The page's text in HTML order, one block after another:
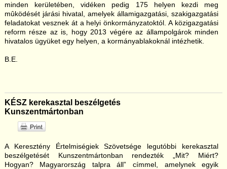
minden kerületében, vidéken pedig 175 helyen kezdi meg
mûködését járási hivatal, amelyek államigazgatási, szakigazgatási
feladatokat vesznek át a helyi önkormányzatoktól. A közigazgatási
reform része az is, hogy 2013 végére az állampolgárok minden
hivatalos ügyüket egy helyen, a kormányablakoknál intézhetik.
B.E.
KÉSZ kerekasztal beszélgetés
Kunszentmártonban
A Keresztény Értelmiségiek Szövetsége legutóbbi kerekasztal
beszélgetését Kunszentmártonban rendezték „Mit? Miért?
Hogyan? Magyarország talpra áll” címmel, amelynek egyik